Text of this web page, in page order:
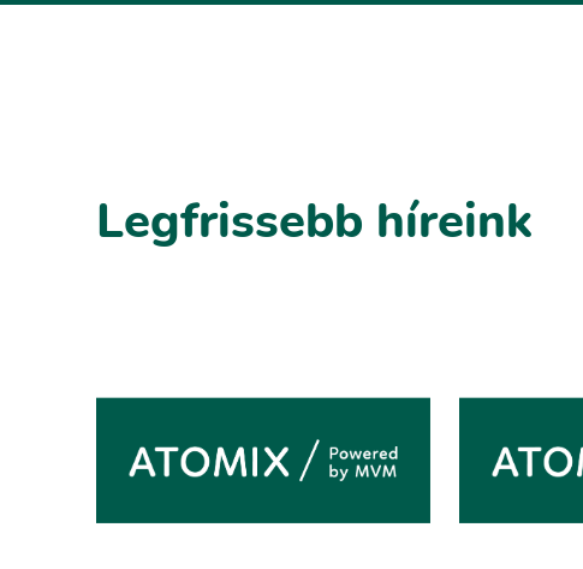
Legfrissebb híreink